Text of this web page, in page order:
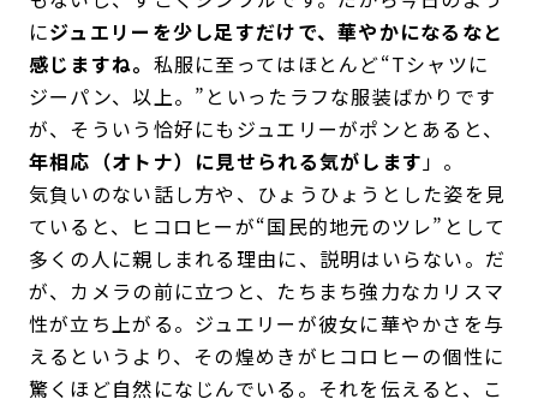
にジュエリーを少し足すだけで、華やかになるなと
感じますね。 私服に至ってはほとんど“Tシャツに
ジーパン、以上。”といったラフな服装ばかりです
が、そういう恰好にもジュエリーがポンとあると、
年相応（オトナ）に見せられる気がします」。
気負いのない話し方や、ひょうひょうとした姿を見
ていると、ヒコロヒーが“国民的地元のツレ”として
多くの人に親しまれる理由に、説明はいらない。だ
が、カメラの前に立つと、たちまち強力なカリスマ
性が立ち上がる。ジュエリーが彼女に華やかさを与
えるというより、その煌めきがヒコロヒーの個性に
驚くほど自然になじんでいる。それを伝えると、こ